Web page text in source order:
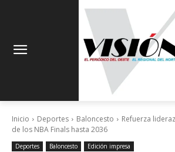
Inicio Deportes Baloncesto
Refuerza
de los NBA Finals hasta 2036
Deportes Baloncesto Edición impresa